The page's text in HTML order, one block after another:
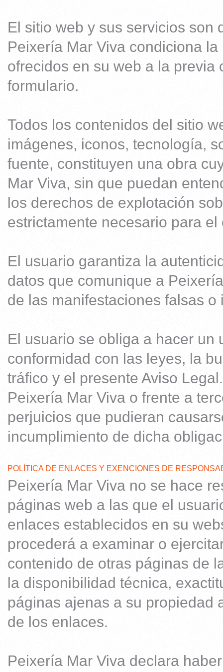
El sitio web y sus servicios son
Peixería Mar Viva condiciona
ofrecidos en su web a la
formulario.
Todos los contenidos del sitio
imágenes, iconos, tecnología,
fuente, constituyen una obra
Mar Viva, sin que puedan
los derechos de explotación
estrictamente necesario para
El usuario garantiza la
datos que comunique a
de las manifestaciones falsas
El usuario se obliga a hacer un
conformidad con las leyes, la
tráfico y el presente Aviso
Peixería Mar Viva o frente a
perjuicios que pudieran
incumplimiento de dicha
POLÍTICA DE ENLACES Y EXENCIONES DE
Peixería Mar Viva no se hace
páginas web a las que el
enlaces establecidos en su
procederá a examinar o
contenido de otras páginas de
la disponibilidad técnica,
páginas ajenas a su propiedad
de los enlaces.
Peixería Mar Viva declara